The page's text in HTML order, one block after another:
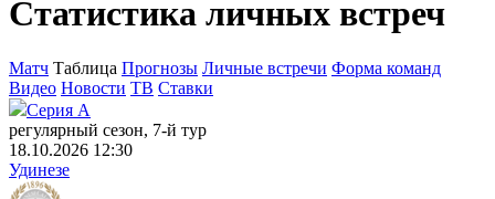
Статистика личных встреч
Матч Таблица Прогнозы Личные встречи Форма команд
Видео Новости ТВ Ставки
Серия А
регулярный сезон, 7-й тур
18.10.2026 12:30
Удинезе